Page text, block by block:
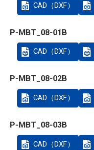
CAD（DXF）
P-MBT_08-01B
CAD（DXF）
P-MBT_08-02B
CAD（DXF）
P-MBT_08-03B
CAD（DXF）